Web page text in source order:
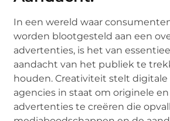
In een wereld waar
worden blootgesteld aan een
advertenties, is het van
aandacht van het publiek te
houden. Creativiteit stelt digitale
agencies in staat om originele
advertenties te creëren die